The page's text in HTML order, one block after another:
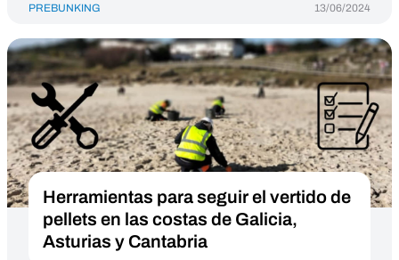
PREBUNKING 13/06/2024
Herramientas para seguir el vertido de
pellets en las costas de Galicia,
Asturias y Cantabria